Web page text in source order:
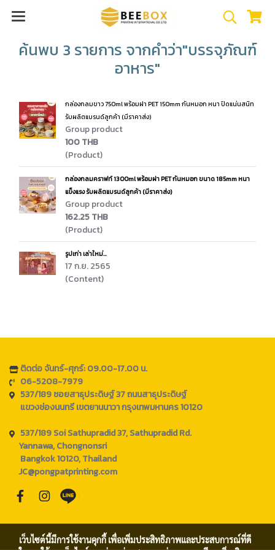
ค้นพบ 3 รายการ จากคำว่า"บรรจุภัณฑ์
อาหาร"
กล่องกลมขาว 750ml พร้อมฝา PET 150mm กันหมอก หนา ปิดแน่นสนิท
รับผลิตแบรนด์ลูกค้า (มีราคาส่ง)
Group product
100 THB
(Product)
กล่องกลมคราฟท์ 1300ml พร้อมฝา PET กันหมอก ขนาด 185mm หนา
แข็งแรง รับผลิตแบรนด์ลูกค้า (มีราคาส่ง)
Group product
162.25 THB
(Product)
รูปเก่า เล่าใหม่...
17 ก.ย. 2565
(Content)
ติดต่อ จันทร์-ศุกร์: 09.00-17.00 น.
06-5208-7979
537/189 ซอยสาธุประดิษฐ์ 37 ถนนสาธุประดิษฐ์
แขวงช่องนนทรี เขตยานนาวา กรุงเทพมหานคร 10120
537/189 Soi Sathupradid 37, Sathupradid Rd.
Yannawa, Chongnonsri
Bangkok 10120, Thailand
JC@pongpatprinting.com
เว็บไซต์นี้มีการใช้งานคุกกี้ เพื่อเพิ่มประสิทธิภาพและประสบการณ์ที่ดี